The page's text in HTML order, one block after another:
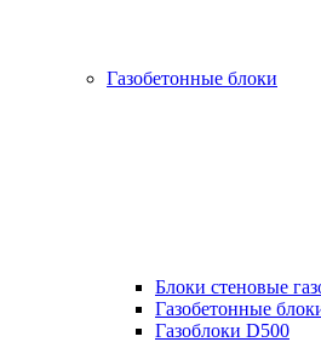
Газобетонные блоки
Блоки стеновые
Газобетонные
Газоблоки D500